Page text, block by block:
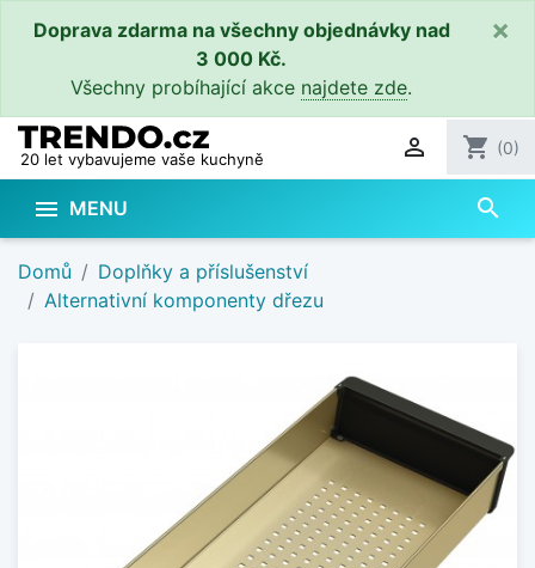
Doprava zdarma na všechny objednávky nad
3 000 Kč.
Všechny probíhající akce najdete zde.
×
20 let vybavujeme vaše kuchyně  shopping_cart (0)
 MENU search
Domů
Doplňky a příslušenství
Alternativní komponenty dřezu